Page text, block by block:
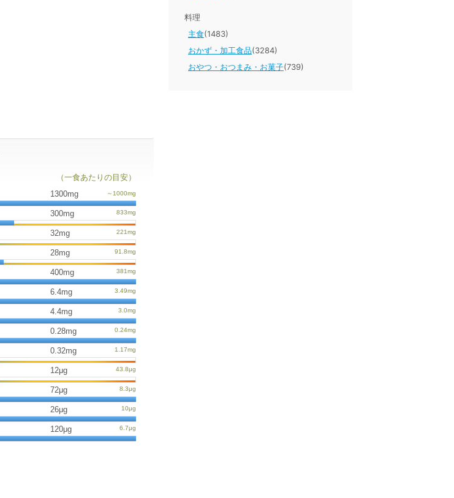
（一食あたりの目安）
1300mg
300mg
32mg
28mg
400mg
6.4mg
4.4mg
0.28mg
0.32mg
12μg
72μg
26μg
120μg
料理
主食(1483)
おかず・加工食品(3284)
おやつ・おつまみ・お菓子(739)